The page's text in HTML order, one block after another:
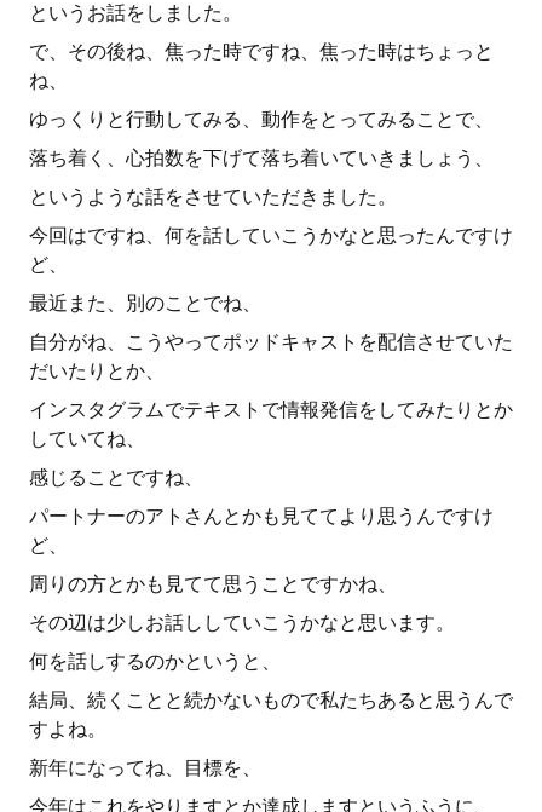
というお話をしました。
で、その後ね、焦った時ですね、焦った時はちょっと
ね、
ゆっくりと行動してみる、動作をとってみることで、
落ち着く、心拍数を下げて落ち着いていきましょう、
というような話をさせていただきました。
今回はですね、何を話していこうかなと思ったんですけ
ど、
最近また、別のことでね、
自分がね、こうやってポッドキャストを配信させていた
だいたりとか、
インスタグラムでテキストで情報発信をしてみたりとか
していてね、
感じることですね、
パートナーのアトさんとかも見ててより思うんですけ
ど、
周りの方とかも見てて思うことですかね、
その辺は少しお話ししていこうかなと思います。
何を話しするのかというと、
結局、続くことと続かないもので私たちあると思うんで
すよね。
新年になってね、目標を、
今年はこれをやりますとか達成しますというふうに、